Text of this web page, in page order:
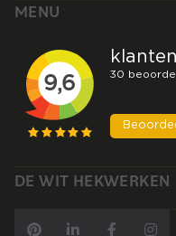
MENU
DE WIT HEKWERKEN